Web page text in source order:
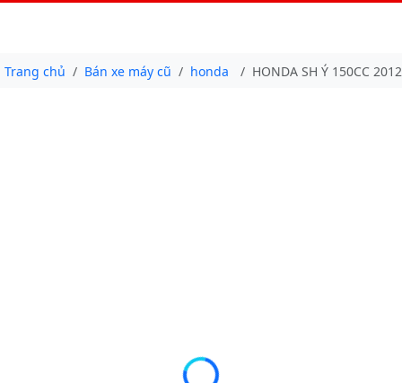
Trang chủ Bán xe máy cũ honda HONDA SH Ý 150CC